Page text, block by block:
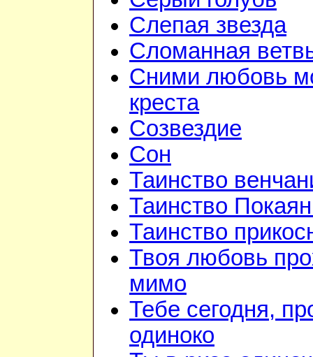
Слепая звезда
Сломанная
Сними любовь
креста
Созвездие
Сон
Таинство
Таинство
Таинство
Твоя любовь
мимо
Тебе сегодня,
одиноко